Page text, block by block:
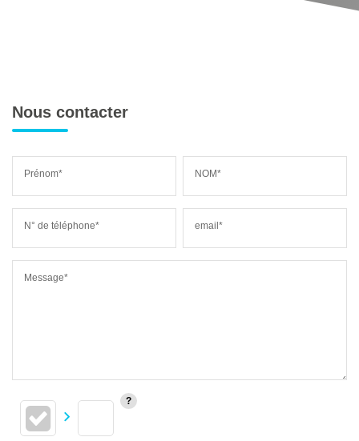
Nous contacter
Prénom* NOM*
N° de téléphone* email*
Message*